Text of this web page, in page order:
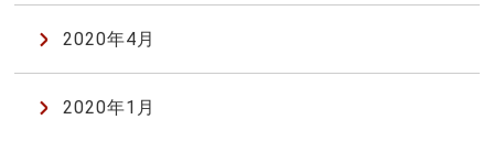
2020年4月
2020年1月